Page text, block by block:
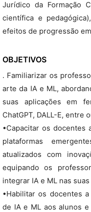
Jurídico da Formação
científica e
efeitos de progressão
OBJETIVOS
. Familiarizar os
arte da IA e ML,
suas aplicações em
ChatGPT, DALL-E, entre
•Capacitar os
plataformas
atualizados com
equipando os
integrar IA e ML nas
•Habilitar os docentes
de IA e ML aos alunos